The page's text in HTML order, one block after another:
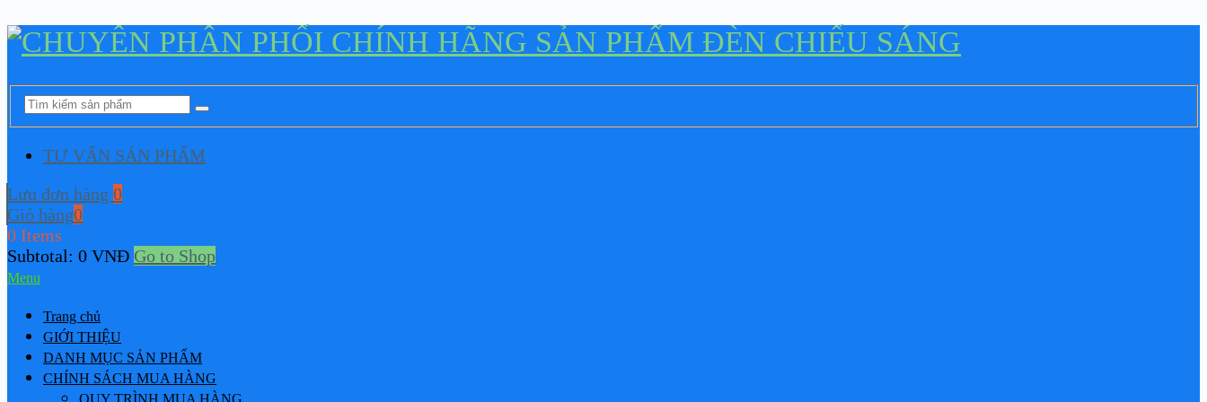
TƯ VẤN SẢN PHẨM
Lưu đơn hàng 0
Giỏ hàng0
0 Items
Subtotal: 0 VNĐ Go to Shop
Menu
Trang chủ
GIỚI THIỆU
DANH MỤC SẢN PHẨM
CHÍNH SÁCH MUA HÀNG
QUY TRÌNH MUA HÀNG